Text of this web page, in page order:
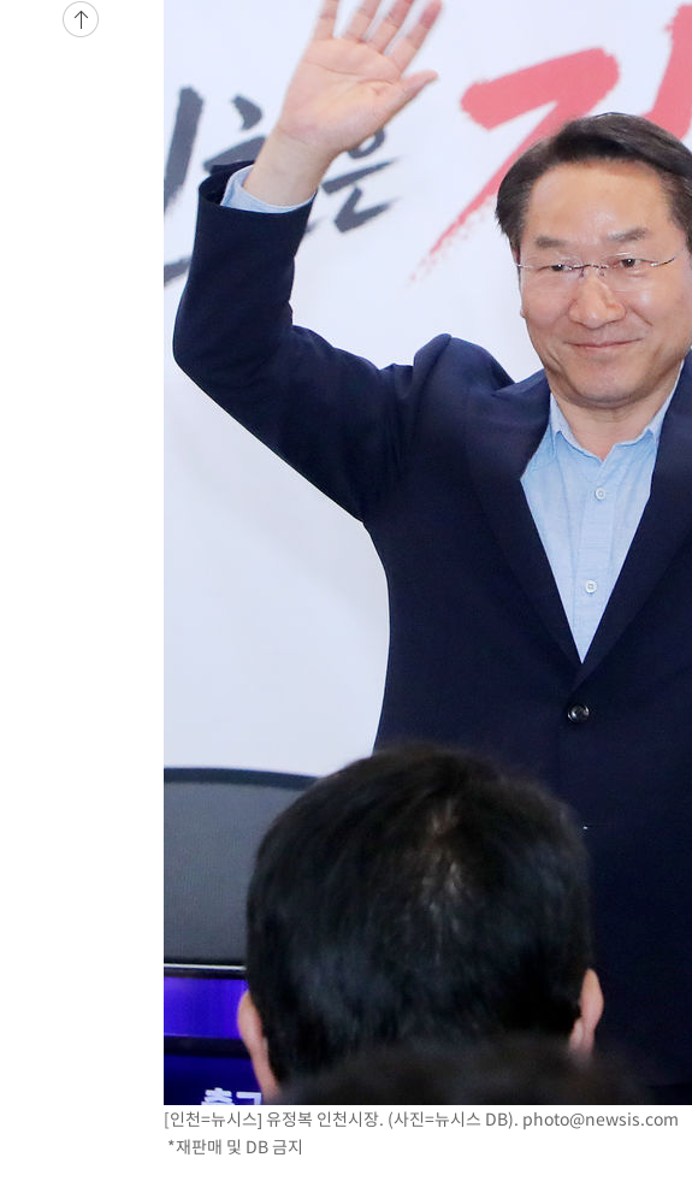
-28709초 전 >
이강인 ATM 입단식에 '상암벌 들썩'…"세계적인 선수 되길"
태풍 돌핀, 중 저장성 타이저우시 해안에 상륙 (1보)
AT마드리드 데뷔 앞둔 이강인, 맨시티전 선발 대신 '벤치 시작'
[속보]與 강원·TK 당원투표 합산 김민석 48.54%로 승리…정청래
與 강원·TK 당원투표 합산 김민석 46.01%로 승리…정청래
[속보]與전대 권리당원투표…강원·경북 김민석, 대구 정청래 승리
[속보]與 당대표 경선, 경북 권리당원 투표 김민석 47.37%·정청래
[속보]與 당대표 경선, 대구 권리당원 투표 정청래 47.82%·김민석
[속보]與 당대표 경선, 강원 권리당원 투표 김민석 승리…50.30%
"일본축구협회, 대한축구협회 성 접대 의혹 심판 조사"
[속보]장은수, KLPGA 제주삼다수 역전 우승…데뷔 10년 차에 첫
"얼마나 더웠으면"…안동 물길공원서 헤엄친 구렁이 '소동'
손흥민, 68분 뛰고 2경기 침묵…LAFC, 톨루카에 1-0 승리(종합)
'2경기 연속 침묵' 손흥민, 톨루카전 68분만 뛰고 슈팅 0개
이강인, 오늘 서울서 AT마드리드 입단식…'전례 없는 특급대우'
'여긴 20도, 저긴 50도'…열화상 카메라로 본 폭염 저감시설 '온도차'
콜롬비아 신임 우파 대통령 취임 하루만에 차량폭탄 폭발 사건
튀르키예 외무장관, "메카 3국 방위협정은 이란이 목표 아냐 " 밝혀
이군이 불법 군시설 건설한 레바논 남부에서 레바논군 3명 폭발로 부상
[인천=뉴시스] 유정복 인천시장. (사진=뉴시스 DB). photo@newsis.com
*재판매 및 DB 금지